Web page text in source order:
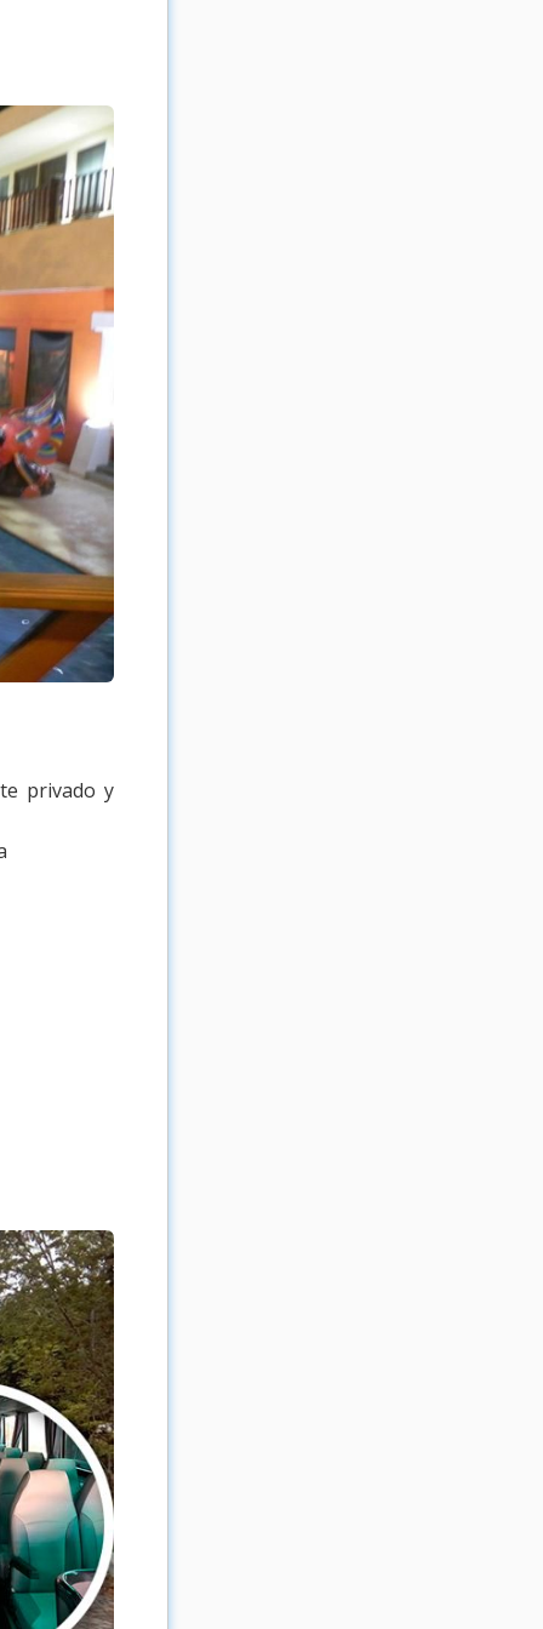
privado y